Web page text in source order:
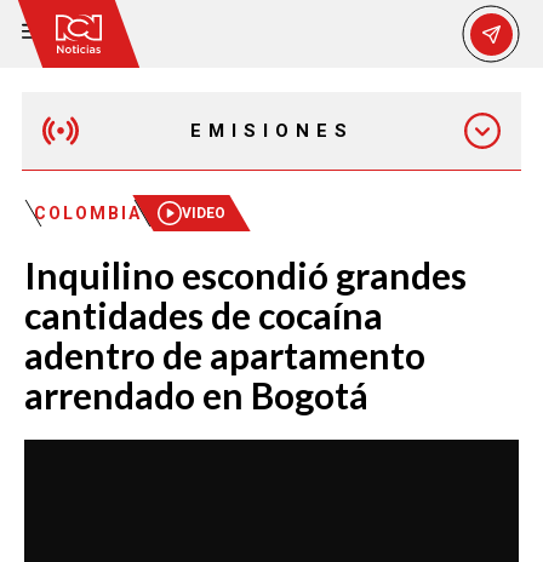
EMISIONES
EMISIÓN 12:30 PM
EMISIÓN 7:00 PM
COLOMBIA VIDEO
Inquilino escondió grandes
cantidades de cocaína
adentro de apartamento
arrendado en Bogotá